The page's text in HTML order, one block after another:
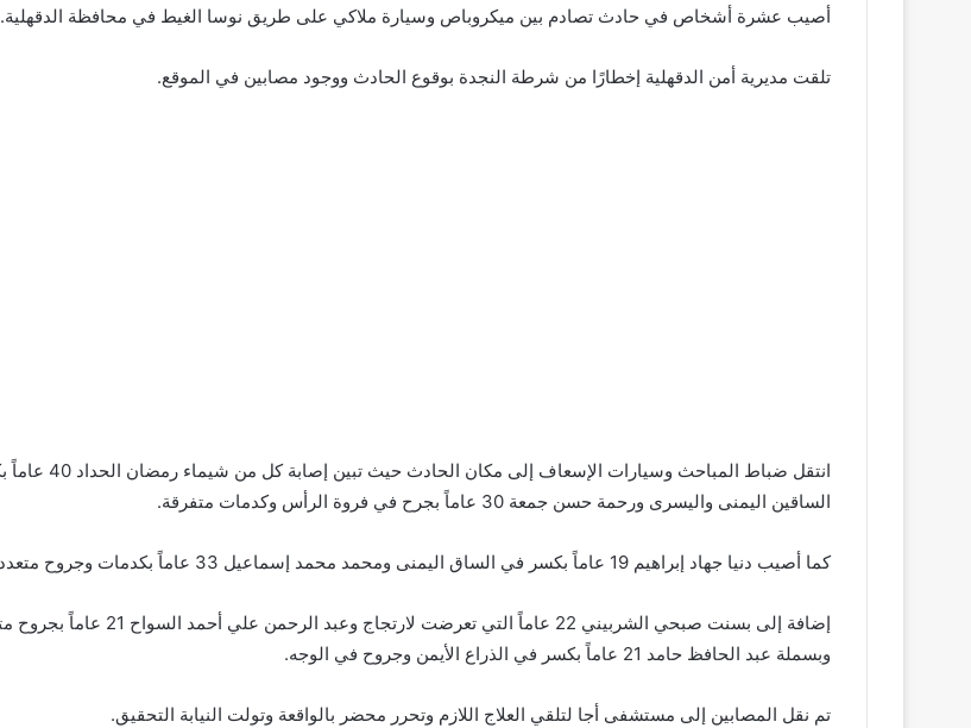
أصيب عشرة أشخاص في حادث تصادم بين ميكروباص وسيارة ملاكي على طريق نوسا الغيط في محافظة الدقهلية.
تلقت مديرية أمن الدقهلية إخطارًا من شرطة النجدة بوقوع الحادث ووجود مصابين في الموقع.
الساقين اليمنى واليسرى ورحمة حسن جمعة 30 عاماً بجرح في فروة الرأس وكدمات متفرقة.
كما أصيب دنيا جهاد إبراهيم 19 عاماً بكسر في الساق اليمنى ومحمد محمد إسماعيل 33 عاماً بكدمات وجروح متعددة وأحمد ممدوح محمد محمود 44 عاماً بكسر في الساق اليمنى.
وبسملة عبد الحافظ حامد 21 عاماً بكسر في الذراع الأيمن وجروح في الوجه.
تم نقل المصابين إلى مستشفى أجا لتلقي العلاج اللازم وتحرر محضر بالواقعة وتولت النيابة التحقيق.